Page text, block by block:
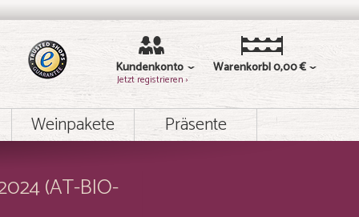
Kundenkonto
Jetzt registrieren ›
Warenkorb 0,00 €
Weinpakete Präsente
(AT-BIO-